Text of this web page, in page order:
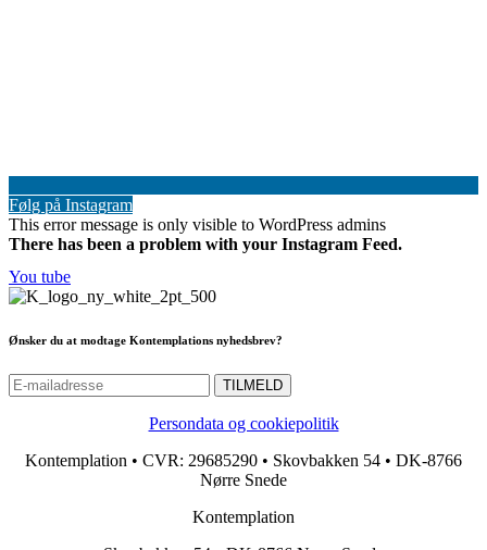
Følg på Instagram
This error message is only visible to WordPress admins
There has been a problem with your Instagram Feed.
You tube
Ønsker du at modtage Kontemplations nyhedsbrev?
Persondata og cookiepolitik
Kontemplation • CVR: 29685290 • Skovbakken 54 • DK-8766
Nørre Snede
Kontemplation